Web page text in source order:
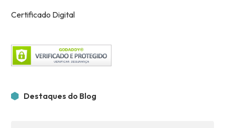
Certificado Digital
Destaques do Blog